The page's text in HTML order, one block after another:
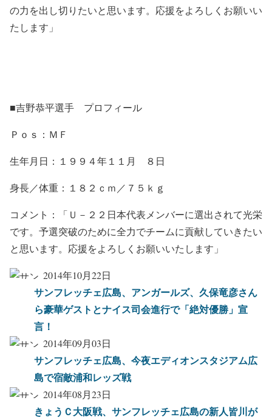
の力を出し切りたいと思います。 応援をよろしくお願いい
たします」
■吉野恭平選手 プロフィール
Ｐｏｓ：ＭＦ
生年月日：１９９４年１１月 ８日
身長／体重：１８２ｃｍ／７５ｋｇ
コメント：「 Ｕ－２２日本代表メンバーに選出されて光栄
です。 予選突破のために全力でチームに貢献していきたい
と思います。 応援をよろしくお願いいたします」
2014年10月22日
サンフレッチェ広島、アンガールズ、久保竜彦さん
ら豪華ゲストとナイス司会進行で「絶対優勝」宣
言！
2014年09月03日
サンフレッチェ広島、今夜エディオンスタジアム広
島で宿敵浦和レッズ戦
2014年08月23日
きょうＣ大阪戦、サンフレッチェ広島の新人皆川が